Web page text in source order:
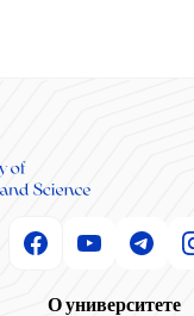
О университете